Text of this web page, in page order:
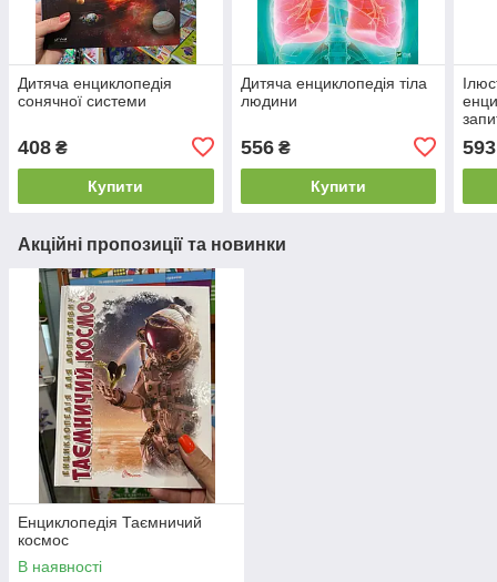
Дитяча енциклопедія
сонячної системи
408 ₴
Купити
Дитяча енциклопедія тіла
людини
556₴
Купити
593
Акційні пропозиції та новинки
Енциклопедія Таємничий
космос
В наявності